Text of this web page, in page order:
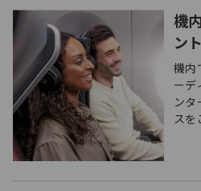
機
ント
機内
ーデ
ンタ
スを